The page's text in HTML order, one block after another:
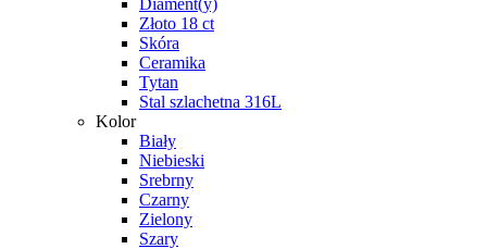
Złoto 18 ct
Skóra
Ceramika
Tytan
Stal szlachetna 316L
Kolor
Biały
Niebieski
Srebrny
Czarny
Zielony
Szary